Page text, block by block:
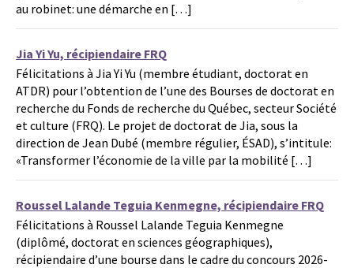
au robinet: une démarche en […]
Jia Yi Yu, récipiendaire FRQ
Félicitations à Jia Yi Yu (membre étudiant, doctorat en
ATDR) pour l’obtention de l’une des Bourses de doctorat en
recherche du Fonds de recherche du Québec, secteur Société
et culture (FRQ). Le projet de doctorat de Jia, sous la
direction de Jean Dubé (membre régulier, ÉSAD), s’intitule:
«Transformer l’économie de la ville par la mobilité […]
Roussel Lalande Teguia Kenmegne, récipiendaire FRQ
Félicitations à Roussel Lalande Teguia Kenmegne
(diplômé, doctorat en sciences géographiques),
récipiendaire d’une bourse dans le cadre du concours 2026-